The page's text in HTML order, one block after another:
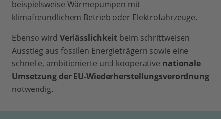
beispielsweise Wärmepumpen mit
klimafreundlichem Betrieb oder Elektrofahrzeuge.
Ebenso wird Verlässlichkeit beim schrittweisen
Ausstieg aus fossilen Energieträgern sowie eine
schnelle, ambitionierte und kooperative nationale
Umsetzung der EU-Wiederherstellungsverordnung
notwendig.